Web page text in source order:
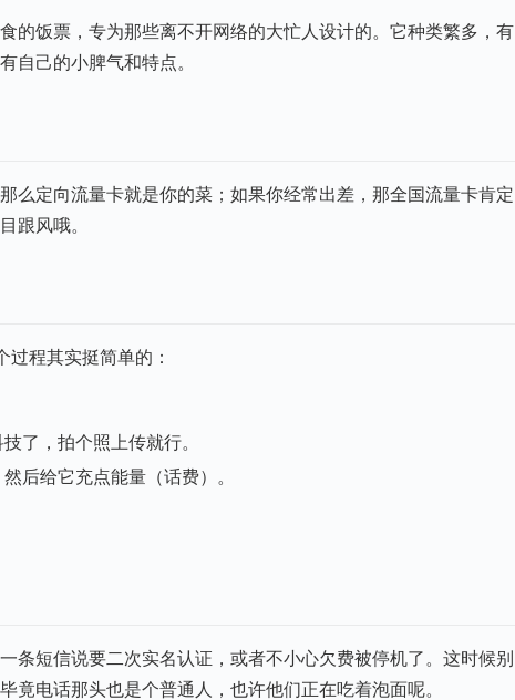
的饭票，专为那些离不开网络的大忙人设计的。它种类繁多，有
自己的小脾气和特点。
么定向流量卡就是你的菜；如果你经常出差，那全国流量卡肯定
跟风哦。
过程其实挺简单的：
了，拍个照上传就行。
后给它充点能量（话费）。
条短信说要二次实名认证，或者不小心欠费被停机了。这时候别
电话那头也是个普通人，也许他们正在吃着泡面呢。